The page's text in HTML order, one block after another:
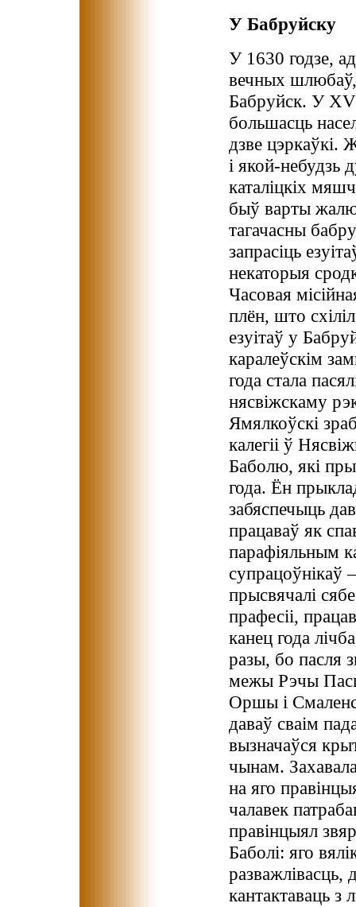
У Бабруйску
У 1630 годзе,
вечных шлюбаў,
Бабруйск. У
большасць
дзве цэркаўкі.
і якой-небудзь
каталіцкіх
быў варты
тагачасны
запрасіць
некаторыя
Часовая
плён, што
езуітаў у
каралеўскім
года стала
нясвіжскаму
Ямялкоўскі
калегіі ў
Баболю, які
года. Ён
забяспечыць
працаваў як
парафіяльным
супрацоўнікаў
прысвячалі
прафесіі,
канец года
разы, бо пасля
межы Рэчы
Оршы і
даваў сваім
вызначаўся
чынам.
на яго
чалавек
правінцыял
Баболі: яго
разважлівасць,
кантактаваць з